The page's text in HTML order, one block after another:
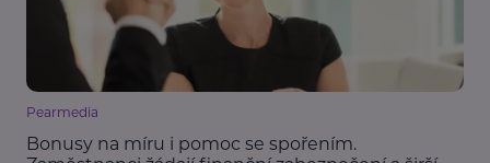
Pearmedia
Bonusy na míru i pomoc se spořením.